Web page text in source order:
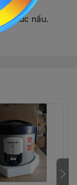
lúc nấu.